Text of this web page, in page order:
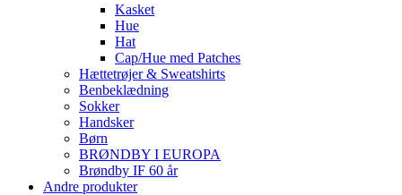
Kasket
Hue
Hat
Cap/Hue med Patches
Hættetrøjer & Sweatshirts
Benbeklædning
Sokker
Handsker
Børn
BRØNDBY I EUROPA
Brøndby IF 60 år
Andre produkter